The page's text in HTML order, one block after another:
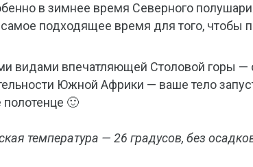
в зимнее время Северного
подходящее время для того, чтобы
видами впечатляющей Столовой горы —
Южной Африки — ваше тело
полотенце 🙂
температура — 26 градусов, без